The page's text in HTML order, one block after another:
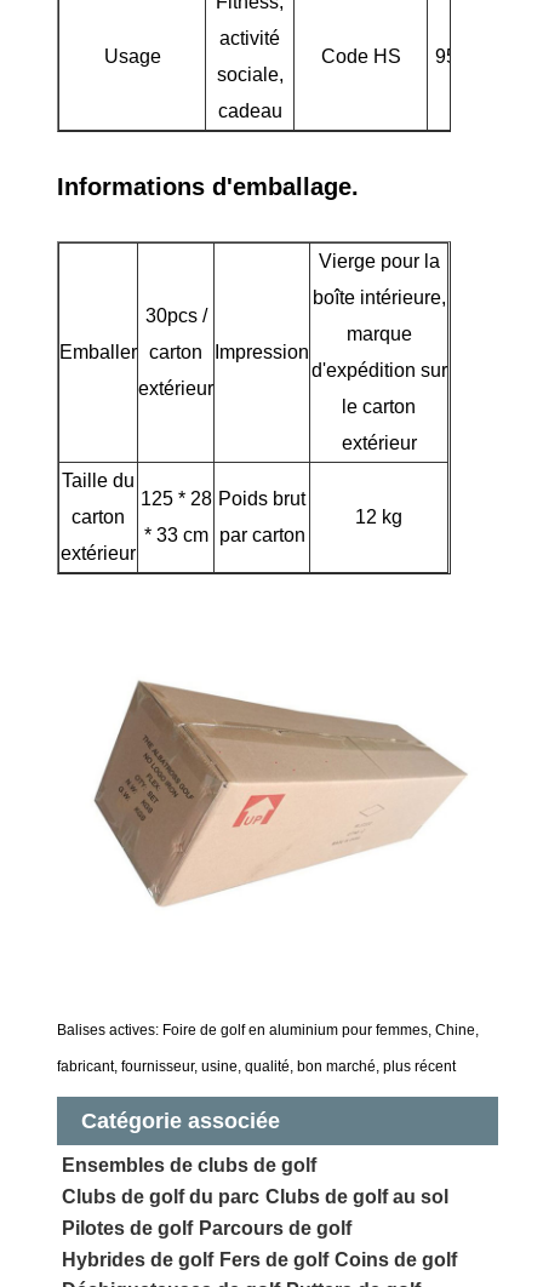
Usage
activité
sociale,
cadeau
Code HS 9506310000
Informations d'emballage.
Emballer
30pcs /
carton
extérieur
Impression
Vierge pour la
boîte intérieure,
marque
d'expédition sur
le carton
extérieur
Taille du
carton
extérieur
125 * 28
* 33 cm
Poids brut
par carton
12 kg
Balises actives: Foire de golf en aluminium pour femmes, Chine,
fabricant, fournisseur, usine, qualité, bon marché, plus récent
Catégorie associée
Ensembles de clubs de golf
Clubs de golf du parc Clubs de golf au sol
Pilotes de golf Parcours de golf
Hybrides de golf Fers de golf Coins de golf